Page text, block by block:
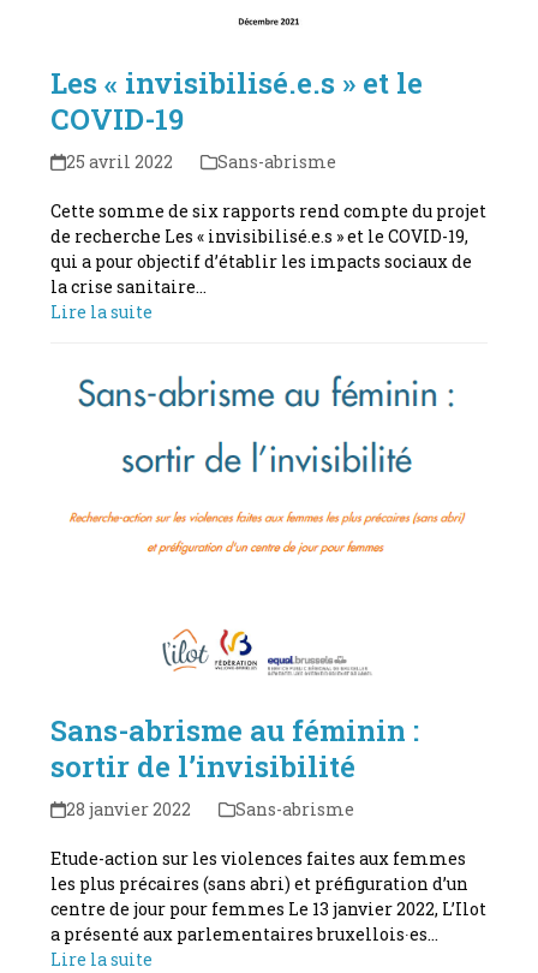
Les « invisibilisé.e.s » et le
COVID-19
25 avril 2022 Sans-abrisme
Cette somme de six rapports rend compte du projet
de recherche Les « invisibilisé.e.s » et le COVID-19,
qui a pour objectif d’établir les impacts sociaux de
la crise sanitaire…
Lire la suite
Sans-abrisme au féminin :
sortir de l’invisibilité
28 janvier 2022 Sans-abrisme
Etude-action sur les violences faites aux femmes
les plus précaires (sans abri) et préfiguration d’un
centre de jour pour femmes Le 13 janvier 2022, L’Ilot
a présenté aux parlementaires bruxellois∙es…
Lire la suite